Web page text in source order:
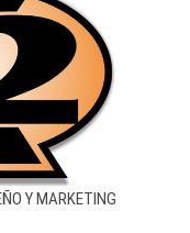
Y MARKETING